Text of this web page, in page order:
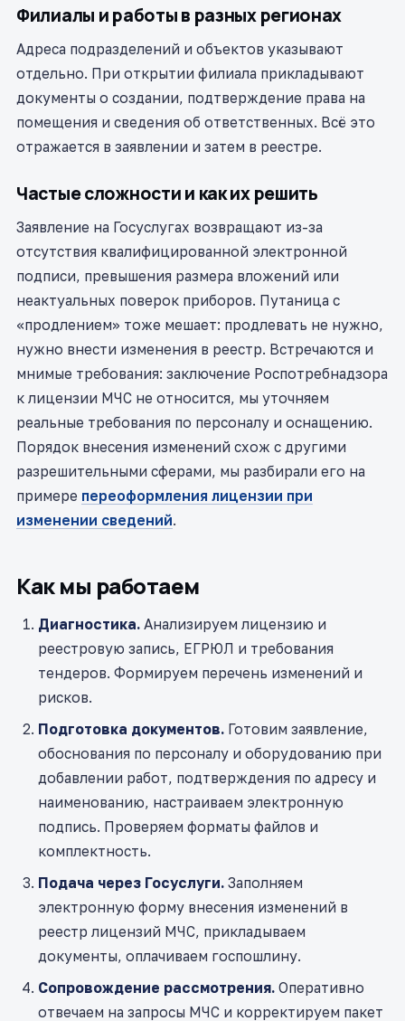
Филиалы и работы в разных регионах
Адреса подразделений и объектов указывают
отдельно. При открытии филиала прикладывают
документы о создании, подтверждение права на
помещения и сведения об ответственных. Всё это
отражается в заявлении и затем в реестре.
Частые сложности и как их решить
Заявление на Госуслугах возвращают из-за
отсутствия квалифицированной электронной
подписи, превышения размера вложений или
неактуальных поверок приборов. Путаница с
«продлением» тоже мешает: продлевать не нужно,
нужно внести изменения в реестр. Встречаются и
мнимые требования: заключение Роспотребнадзора
к лицензии МЧС не относится, мы уточняем
реальные требования по персоналу и оснащению.
Порядок внесения изменений схож с другими
разрешительными сферами, мы разбирали его на
примере переоформления лицензии при
изменении сведений.
Как мы работаем
Диагностика. Анализируем лицензию и
реестровую запись, ЕГРЮЛ и требования
тендеров. Формируем перечень изменений и
рисков.
Подготовка документов. Готовим заявление,
обоснования по персоналу и оборудованию при
добавлении работ, подтверждения по адресу и
наименованию, настраиваем электронную
подпись. Проверяем форматы файлов и
комплектность.
Подача через Госуслуги. Заполняем
электронную форму внесения изменений в
реестр лицензий МЧС, прикладываем
документы, оплачиваем госпошлину.
Сопровождение рассмотрения. Оперативно
отвечаем на запросы МЧС и корректируем пакет